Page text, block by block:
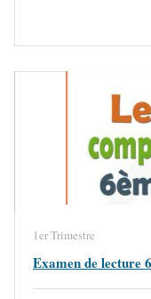
1er Trimestre
Examen de lecture